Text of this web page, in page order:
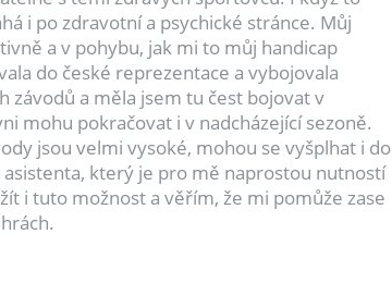
i po zdravotní a psychické stránce. Můj
a v pohybu, jak mi to můj handicap
do české reprezentace a vybojovala
závodů a měla jsem tu čest bojovat v
mohu pokračovat i v nadcházející sezoně.
jsou velmi vysoké, mohou se vyšplhat i do
který je pro mě naprostou nutností
i tuto možnost a věřím, že mi pomůže zase